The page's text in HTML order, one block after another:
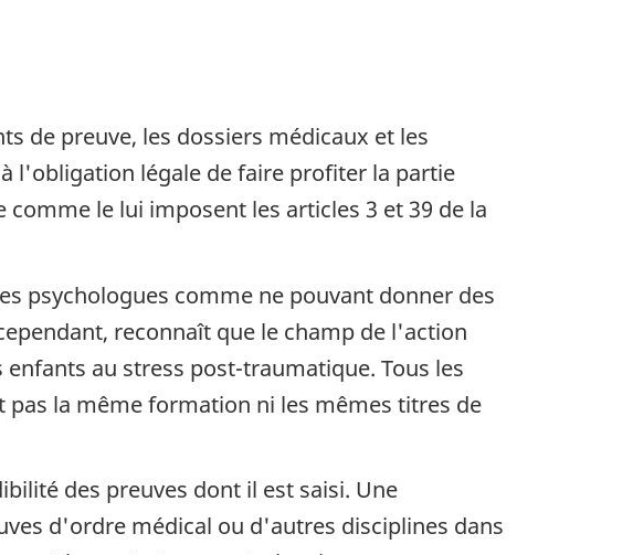
de preuve, les dossiers médicaux et les
l'obligation légale de faire profiter la partie
le lui imposent les articles 3 et 39 de la
psychologues comme ne pouvant donner des
reconnaît que le champ de l'action
au stress post-traumatique. Tous les
la même formation ni les mêmes titres de
des preuves dont il est saisi. Une
d'ordre médical ou d'autres disciplines dans